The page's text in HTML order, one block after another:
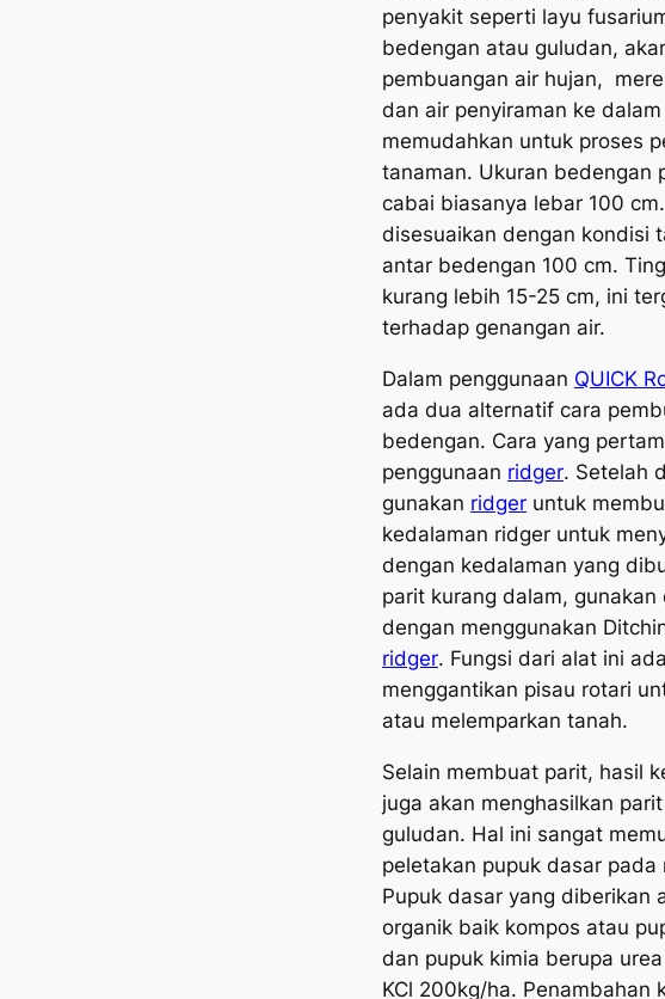
penyakit seperti layu
bedengan atau guludan,
pembuangan air hujan,
dan air penyiraman ke
memudahkan untuk proses
tanaman. Ukuran bedengan
cabai biasanya lebar 100
disesuaikan dengan kondisi
antar bedengan 100 cm.
kurang lebih 15-25 cm, ini
terhadap genangan air.
Dalam penggunaan QUICK
ada dua alternatif cara
bedengan. Cara yang
penggunaan ridger. Setelah
gunakan ridger untuk
kedalaman ridger untuk
dengan kedalaman yang
parit kurang dalam, gunakan
dengan menggunakan
ridger. Fungsi dari alat ini
menggantikan pisau rotari
atau melemparkan tanah.
Selain membuat parit, hasil
juga akan menghasilkan
guludan. Hal ini sangat
peletakan pupuk dasar pada
Pupuk dasar yang diberikan
organik baik kompos atau
dan pupuk kimia berupa
KCl 200kg/ha. Penambahan